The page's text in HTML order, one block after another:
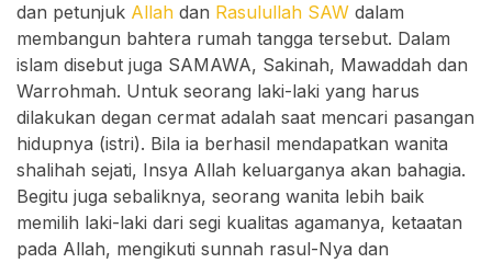
dan petunjuk Allah dan Rasulullah SAW dalam
membangun bahtera rumah tangga tersebut. Dalam
islam disebut juga SAMAWA, Sakinah, Mawaddah dan
Warrohmah. Untuk seorang laki-laki yang harus
dilakukan degan cermat adalah saat mencari pasangan
hidupnya (istri). Bila ia berhasil mendapatkan wanita
shalihah sejati, Insya Allah keluarganya akan bahagia.
Begitu juga sebaliknya, seorang wanita lebih baik
memilih laki-laki dari segi kualitas agamanya, ketaatan
pada Allah, mengikuti sunnah rasul-Nya dan